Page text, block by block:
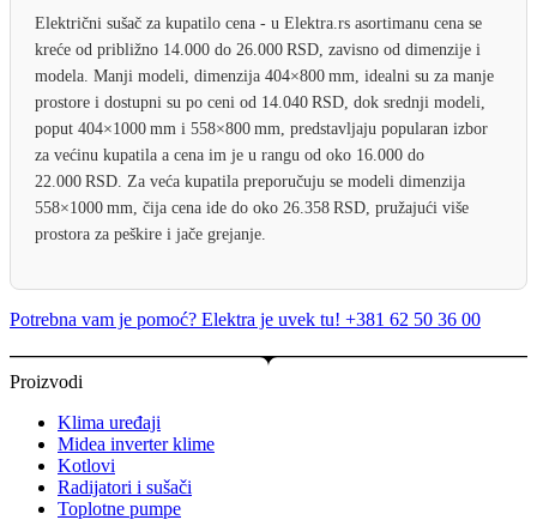
Električni sušač za kupatilo cena - u Elektra.rs asortimanu cena se
kreće od približno 14.000 do 26.000 RSD, zavisno od dimenzije i
modela. Manji modeli, dimenzija 404×800 mm, idealni su za manje
prostore i dostupni su po ceni od 14.040 RSD, dok srednji modeli,
poput 404×1000 mm i 558×800 mm, predstavljaju popularan izbor
za većinu kupatila a cena im je u rangu od oko 16.000 do
22.000 RSD. Za veća kupatila preporučuju se modeli dimenzija
558×1000 mm, čija cena ide do oko 26.358 RSD, pružajući više
prostora za peškire i jače grejanje.
Potrebna vam je pomoć? Elektra je uvek tu! +381 62 50 36 00
Proizvodi
Klima uređaji
Midea inverter klime
Kotlovi
Radijatori i sušači
Toplotne pumpe